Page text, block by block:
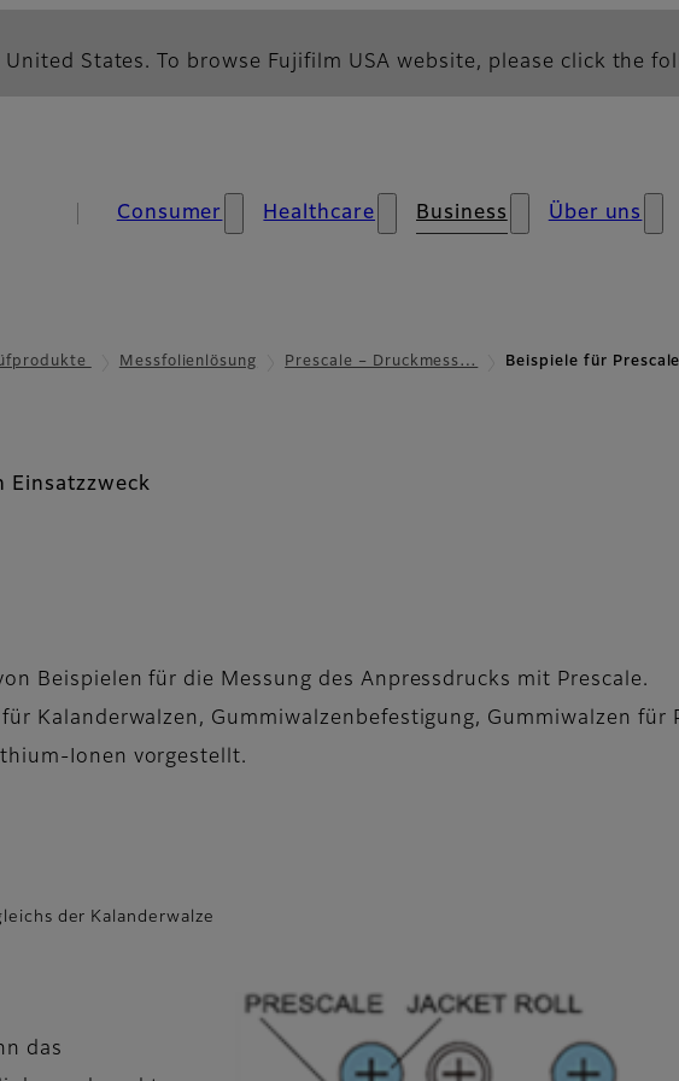
United States. To browse Fujifilm USA website, please click the
Consumer Healthcare Business Über uns
Messfolienlösung Prescale – Druckmess… Beispiele für
Einsatzzweck
Beispielen für die Messung des Anpressdrucks mit Prescale.
Kalanderwalzen, Gummiwalzenbefestigung, Gummiwalzen für
Ionen vorgestellt.
der Kalanderwalze
das